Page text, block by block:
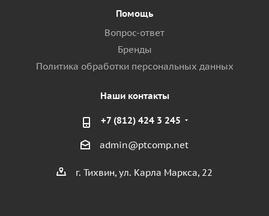
Помощь
Вопрос-ответ
Бренды
Политика обработки персональных данных
Наши контакты
+7 (812) 424 3 245
admin@ptcomp.net
г. Тихвин, ул. Карла Маркса, 22